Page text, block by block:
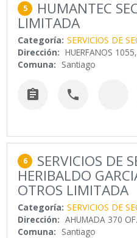
5 HUMANTEC
LIMITADA
Categoría: SERVICIOS DE
Dirección: HUERFANOS
Comuna: Santiago
 
6 SERVICIOS DE
HERIBALDO
OTROS LIMITADA
Categoría: SERVICIOS DE
Dirección: AHUMADA 370
Comuna: Santiago